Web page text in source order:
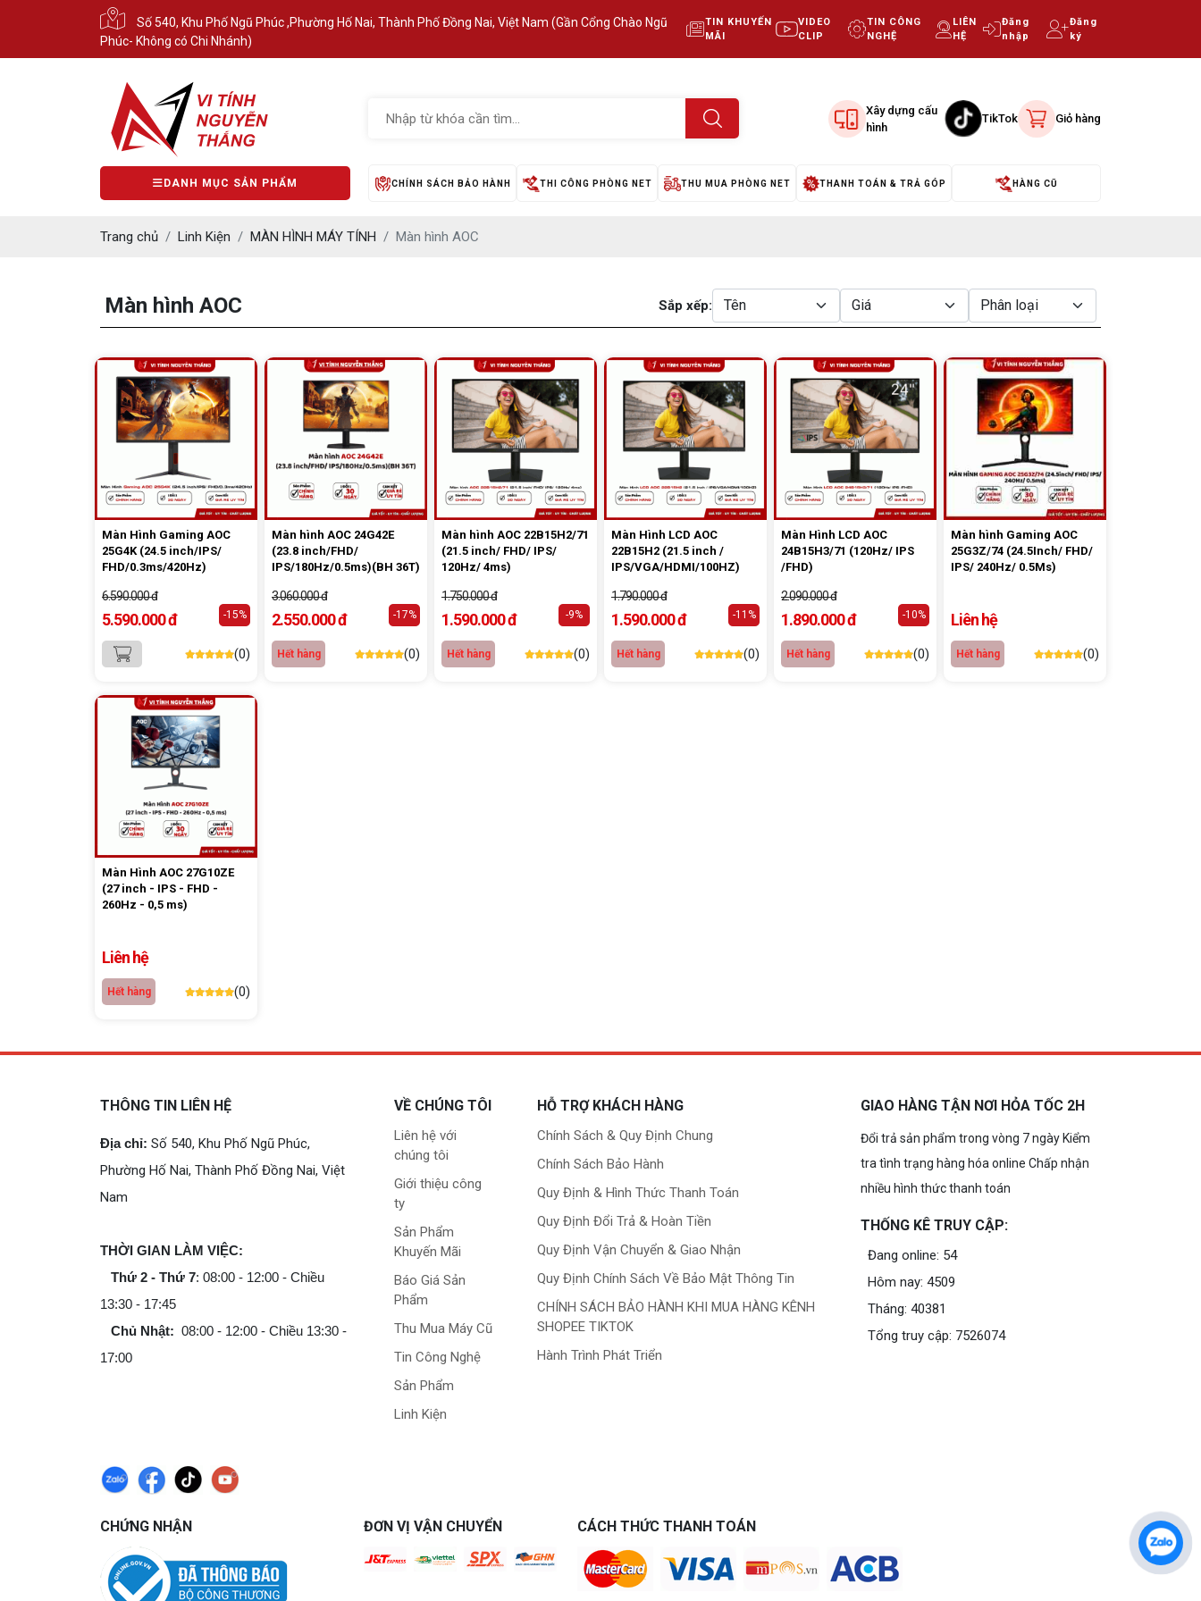
Số 540, Khu Phố Ngũ Phúc ,Phường Hố Nai, Thành Phố Đồng Nai, Việt Nam (Gần Cổng Chào Ngũ
Phúc- Không có Chi Nhánh)
TIN KHUYẾN
MÃI
VIDEO
CLIP
TIN CÔNG
NGHỆ
LIÊN
HỆ
Đăng
nhập
Đăng
ký
Xây dựng cấu
hình
TikTok Giỏ hàng
DANH MỤC SẢN PHẨM CHÍNH SÁCH BẢO HÀNH THI CÔNG PHÒNG NET THU MUA PHÒNG NET THANH TOÁN & TRẢ GÓP HÀNG CŨ
Trang chủ Linh Kiện MÀN HÌNH MÁY TÍNH Màn hình AOC
Màn hình AOC Sắp xếp:
Màn Hình Gaming AOC
25G4K (24.5 inch/IPS/
FHD/0.3ms/420Hz)
6.590.000 đ
5.590.000 đ -15%
(0)
Màn hình AOC 24G42E
(23.8 inch/FHD/
IPS/180Hz/0.5ms)(BH 36T)
3.060.000 đ
2.550.000 đ -17%
Hết hàng (0)
Màn hình AOC 22B15H2/71
(21.5 inch/ FHD/ IPS/
120Hz/ 4ms)
1.750.000 đ
1.590.000 đ -9%
Hết hàng (0)
Màn Hình LCD AOC
22B15H2 (21.5 inch /
IPS/VGA/HDMI/100HZ)
1.790.000 đ
1.590.000 đ -11%
Hết hàng (0)
Màn Hình LCD AOC
24B15H3/71 (120Hz/ IPS
/FHD)
2.090.000 đ
1.890.000 đ -10%
Hết hàng (0)
Màn hình Gaming AOC
25G3Z/74 (24.5Inch/ FHD/
IPS/ 240Hz/ 0.5Ms)
Liên hệ
Hết hàng (0)
Màn Hình AOC 27G10ZE
(27 inch - IPS - FHD -
260Hz - 0,5 ms)
Liên hệ
Hết hàng (0)
THÔNG TIN LIÊN HỆ
Địa chỉ: Số 540, Khu Phố Ngũ Phúc,
Phường Hố Nai, Thành Phố Đồng Nai, Việt
Nam
THỜI GIAN LÀM VIỆC:
Thứ 2 - Thứ 7: 08:00 - 12:00 - Chiều
13:30 - 17:45
Chủ Nhật: 08:00 - 12:00 - Chiều 13:30 -
17:00
VỀ CHÚNG TÔI
Liên hệ với
chúng tôi
Giới thiệu công
ty
Sản Phẩm
Khuyến Mãi
Báo Giá Sản
Phẩm
Thu Mua Máy Cũ
Tin Công Nghệ
Sản Phẩm
Linh Kiện
HỖ TRỢ KHÁCH HÀNG
Chính Sách & Quy Định Chung
Chính Sách Bảo Hành
Quy Định & Hình Thức Thanh Toán
Quy Định Đổi Trả & Hoàn Tiền
Quy Định Vận Chuyển & Giao Nhận
Quy Định Chính Sách Về Bảo Mật Thông Tin
CHÍNH SÁCH BẢO HÀNH KHI MUA HÀNG KÊNH
SHOPEE TIKTOK
Hành Trình Phát Triển
GIAO HÀNG TẬN NƠI HỎA TỐC 2H
Đổi trả sản phẩm trong vòng 7 ngày Kiểm
tra tình trạng hàng hóa online Chấp nhận
nhiều hình thức thanh toán
THỐNG KÊ TRUY CẬP:
Đang online: 54
Hôm nay: 4509
Tháng: 40381
Tổng truy cập: 7526074
CHỨNG NHẬN ĐƠN VỊ VẬN CHUYỂN CÁCH THỨC THANH TOÁN